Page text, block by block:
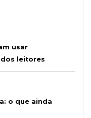
usar
leitores
o que ainda